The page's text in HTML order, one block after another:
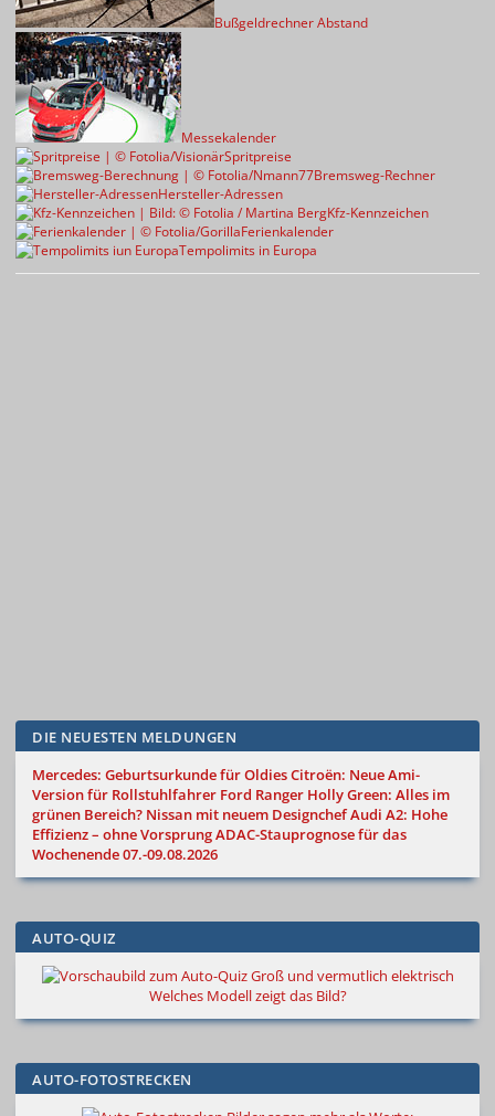
Bußgeldrechner Abstand
Messekalender
Spritpreise
Bremsweg-Rechner
Hersteller-Adressen
Kfz-Kennzeichen
Ferienkalender
Tempolimits in Europa
DIE NEUESTEN MELDUNGEN
Mercedes: Geburtsurkunde für OldiesCitroën: Neue Ami-
Version für Rollstuhlfahrer Ford Ranger Holly Green: Alles im
grünen Bereich? Nissan mit neuem DesignchefAudi A2: Hohe
Effizienz – ohne VorsprungADAC-Stauprognose für das
Wochenende 07.-09.08.2026
AUTO-QUIZ
Groß und vermutlich elektrisch
Welches Modell zeigt das Bild?
AUTO-FOTOSTRECKEN